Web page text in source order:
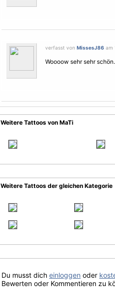
verfasst von MissesJ86 am
Woooow sehr sehr
Weitere Tattoos von MaTi
Weitere Tattoos der gleichen Kategorie
Du musst dich einloggen oder
Bewerten oder Kommentieren zu